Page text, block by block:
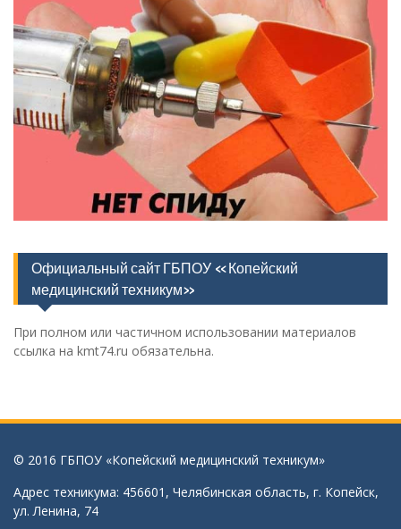
Официальный сайт ГБПОУ «Копейский
медицинский техникум»
При полном или частичном использовании материалов
ссылка на kmt74.ru обязательна.
© 2016 ГБПОУ «Копейский медицинский техникум»
Адрес техникума: 456601, Челябинская область, г. Копейск,
ул. Ленина, 74